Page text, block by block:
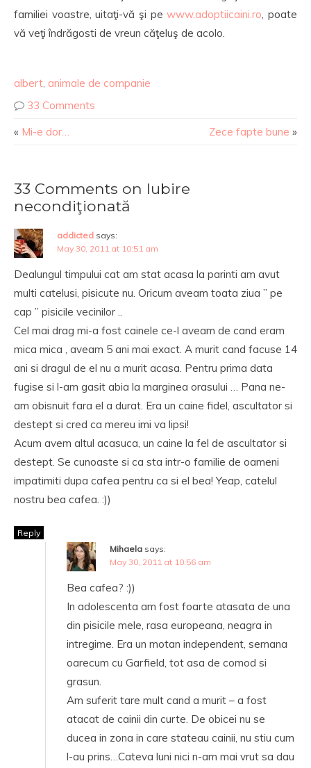
familiei voastre, uitaţi-vă şi pewww.adoptiicaini.ro, poate
vă veţi îndrăgosti de vreun căţeluş de acolo.
albert, animale de companie
33 Comments
« Mi-e dor… Zece fapte bune »
33 Comments on Iubire
necondiţionată
addicted says:
May 30, 2011 at 10:51 am
Dealungul timpului cat am stat acasa la parinti am avut
multi catelusi, pisicute nu. Oricum aveam toata ziua ” pe
cap ” pisicile vecinilor ..
Cel mai drag mi-a fost cainele ce-l aveam de cand eram
mica mica , aveam 5 ani mai exact. A murit cand facuse 14
ani si dragul de el nu a murit acasa. Pentru prima data
fugise si l-am gasit abia la marginea orasului … Pana ne-
am obisnuit fara el a durat. Era un caine fidel, ascultator si
destept si cred ca mereu imi va lipsi!
Acum avem altul acasuca, un caine la fel de ascultator si
destept. Se cunoaste si ca sta intr-o familie de oameni
impatimiti dupa cafea pentru ca si el bea! Yeap, catelul
nostru bea cafea. :))
Reply
Mihaela says:
May 30, 2011 at 10:56 am
Bea cafea? :))
In adolescenta am fost foarte atasata de una
din pisicile mele, rasa europeana, neagra in
intregime. Era un motan independent, semana
oarecum cu Garfield, tot asa de comod si
grasun.
Am suferit tare mult cand a murit – a fost
atacat de cainii din curte. De obicei nu se
ducea in zona in care stateau cainii, nu stiu cum
l-au prins…Cateva luni nici n-am mai vrut sa dau